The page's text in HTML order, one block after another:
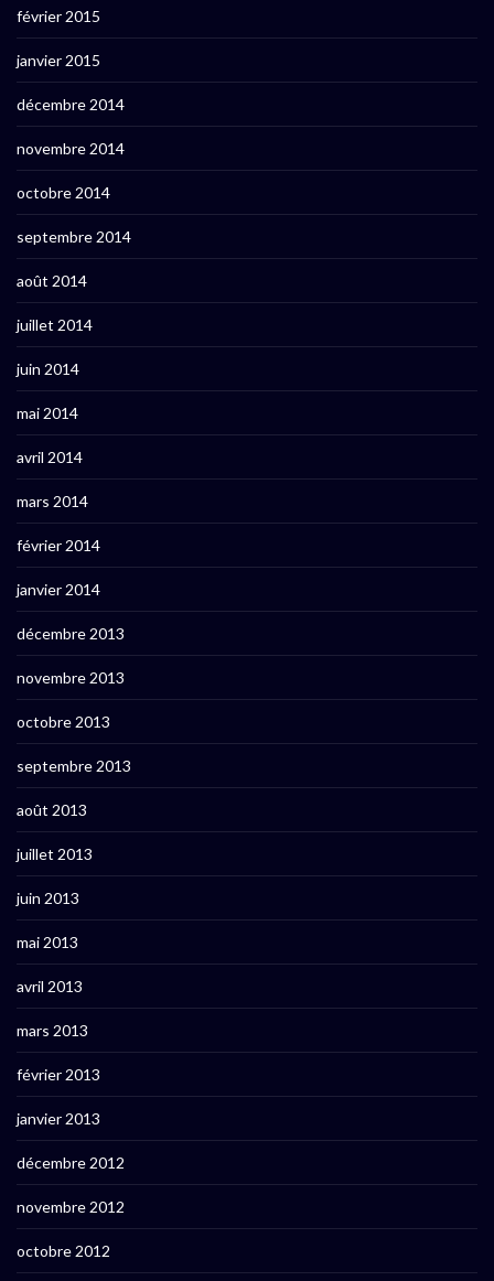
février 2015
janvier 2015
décembre 2014
novembre 2014
octobre 2014
septembre 2014
août 2014
juillet 2014
juin 2014
mai 2014
avril 2014
mars 2014
février 2014
janvier 2014
décembre 2013
novembre 2013
octobre 2013
septembre 2013
août 2013
juillet 2013
juin 2013
mai 2013
avril 2013
mars 2013
février 2013
janvier 2013
décembre 2012
novembre 2012
octobre 2012